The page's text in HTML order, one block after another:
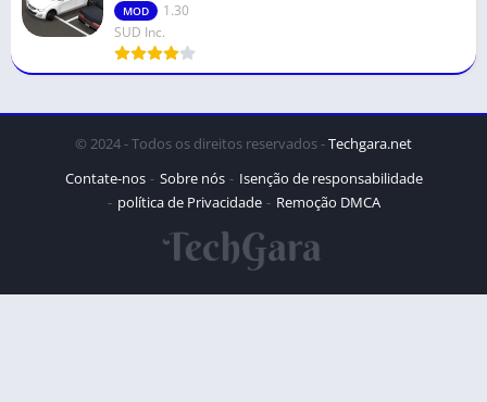
MOD
1.30
SUD Inc.
© 2024 - Todos os direitos reservados -Techgara.net
Contate-nos
Sobre nós
Isenção de responsabilidade
política de Privacidade
Remoção DMCA